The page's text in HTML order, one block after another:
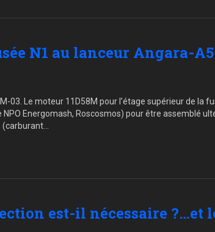
N1 au lanceur Angara-A5
03. Le moteur 11D58M pour l’étage supérieur de la
Energomash, Roscosmos) pour être assemblé
(carburant…
est-il nécessaire ?…et